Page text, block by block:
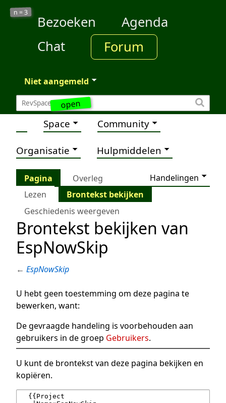
open
n =3
Bezoeken
Agenda
Chat
Forum
Niet aangemeld
Space Community
Organisatie Hulpmiddelen
Pagina Overleg
Handelingen
Lezen
Brontekst bekijken
Geschiedenis weergeven
Brontekst bekijken van
EspNowSkip
← EspNowSkip
U hebt geen toestemming om deze pagina te
bewerken, want:
De gevraagde handeling is voorbehouden aan
gebruikers in de groep Gebruikers.
U kunt de brontekst van deze pagina bekijken en
kopiëren.